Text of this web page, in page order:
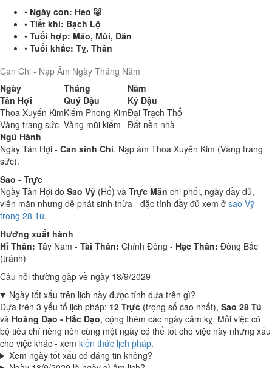
• Ngày con: Heo 🐷
• Tiết khí: Bạch Lộ
• Tuổi hợp: Mão, Mùi, Dần
• Tuổi khắc: Tỵ, Thân
Can Chi - Nạp Âm Ngày Tháng Năm
Ngày
Tháng
Năm
Tân Hợi
Quý Dậu
Kỷ Dậu
Thoa Xuyến KimKiếm Phong KimĐại Trạch Thổ
Vàng trang sức Vàng mũi kiếm Đất nền nhà
Ngũ Hành
Ngày Tân Hợi - Can sinh Chi. Nạp âm Thoa Xuyến Kim (Vàng trang
sức).
Sao - Trực
Ngày Tân Hợi do Sao Vỹ (Hổ) và Trực Mãn chi phối, ngày đầy đủ,
viên mãn nhưng dễ phát sinh thừa - đặc tính đầy đủ xem ở sao Vỹ
trong 28 Tú.
Hướng xuất hành
Hỉ Thần: Tây Nam - Tài Thần: Chính Đông - Hạc Thần: Đông Bắc
(tránh)
Câu hỏi thường gặp về ngày 18/9/2029
Ngày tốt xấu trên lịch này được tính dựa trên gì?
Dựa trên 3 yếu tố lịch pháp: 12 Trực (trọng số cao nhất), Sao 28 Tú
và Hoàng Đạo - Hắc Đạo, cộng thêm các ngày cấm kỵ. Mỗi việc có
bộ tiêu chí riêng nên cùng một ngày có thể tốt cho việc này nhưng xấu
cho việc khác - xem kiến thức lịch pháp.
Xem ngày tốt xấu có đáng tin không?